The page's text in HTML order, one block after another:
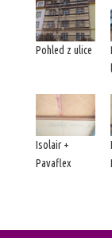
Pohled z ulice
Isolair +
Pavaflex